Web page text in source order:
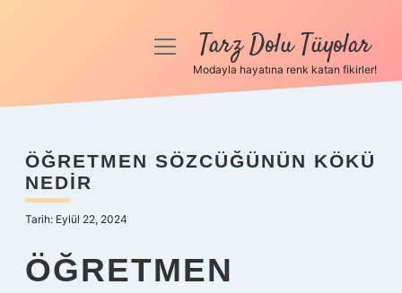
Anasayfa
Yasal Uyarı
Hakkımızda
menüyüTarz Dolu Tüyolar
Modayla hayatına renk katan fikirler!
ÖĞRETMEN SÖZCÜĞÜNÜN KÖKÜ
NEDIR
Tarih: Eylül 22, 2024
ÖĞRETMEN